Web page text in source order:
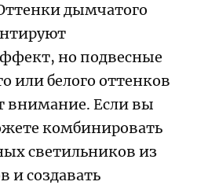
дымчатого
но подвесные
или белого оттенков
внимание. Если вы
комбинировать
светильников из
и создавать